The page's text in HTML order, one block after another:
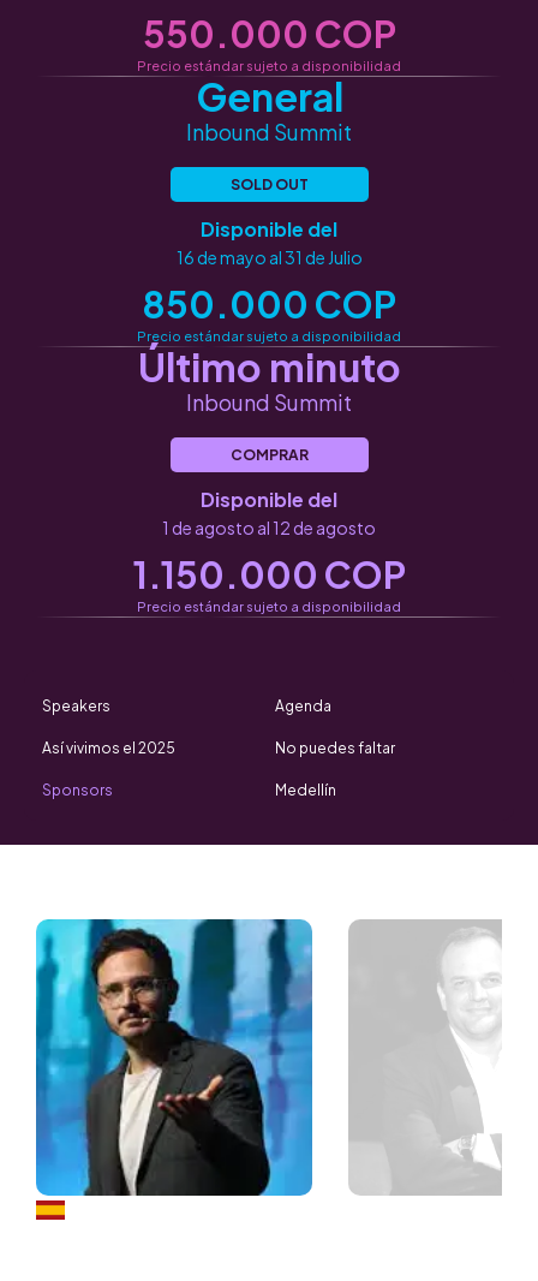
550.000 COP
Precio estándar sujeto a disponibilidad
General
Inbound Summit
SOLD OUT
Disponible del
16 de mayo al 31 de Julio
850.000 COP
Precio estándar sujeto a disponibilidad
Último minuto
Inbound Summit
COMPRAR
Disponible del
1 de agosto al 12 de agosto
1.150.000 COP
Precio estándar sujeto a disponibilidad
Speakers Agenda
Así vivimos el 2025 No puedes faltar
Sponsors Medellín
Borja Castelar